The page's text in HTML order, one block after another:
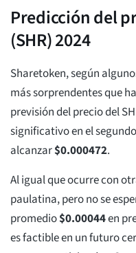
Predicción del
(SHR) 2024
Sharetoken, según
más sorprendentes que
previsión del precio del
significativo en el
alcanzar$0.000472.
Al igual que ocurre con
paulatina, pero no se
promedio$0.00044en
es factible en un futuro